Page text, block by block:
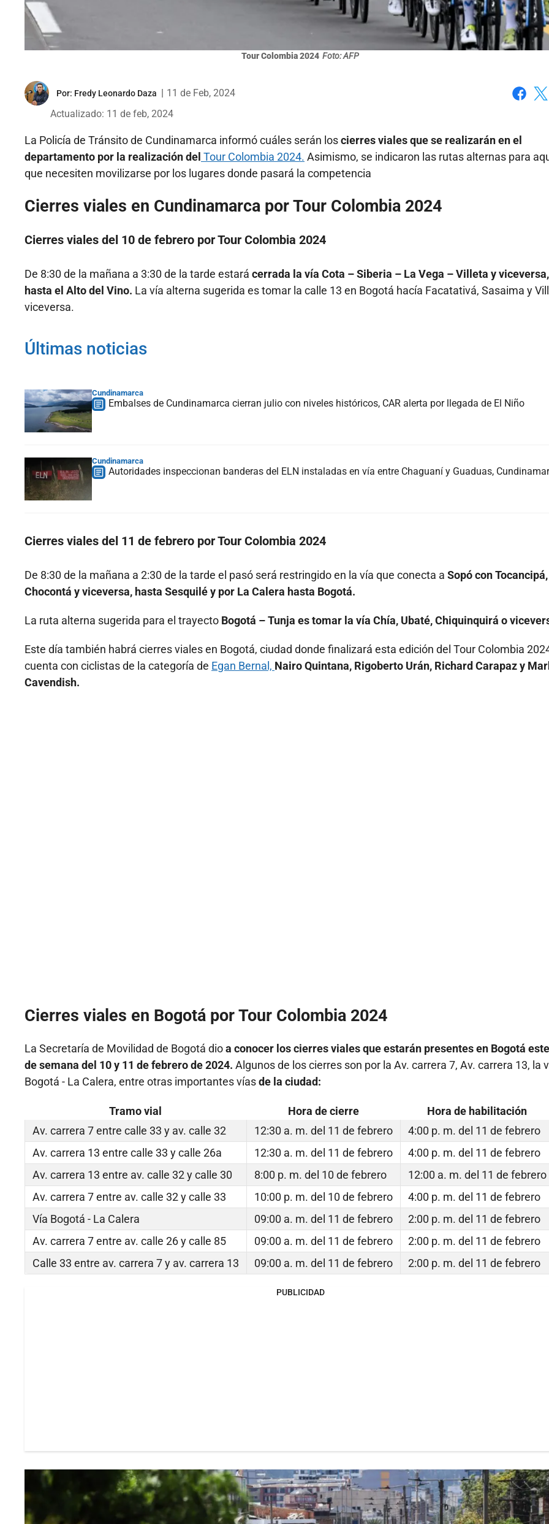
Tour Colombia 2024 Foto: AFP
Por: Fredy Leonardo Daza
11 de Feb, 2024
Actualizado: 11 de feb, 2024
La Policía de Tránsito de Cundinamarca informó cuáles serán loscierres viales que se realizarán en el
departamento por la realización del Tour Colombia 2024. Asimismo, se indicaron las rutas alternas para
que necesiten movilizarse por los lugares donde pasará la competencia
Cierres viales en Cundinamarca por Tour Colombia 2024
Cierres viales del 10 de febrero por Tour Colombia 2024
De 8:30 de la mañana a 3:30 de la tarde estará cerrada la vía Cota – Siberia – La Vega – Villeta y viceversa,
hasta el Alto del Vino. La vía alterna sugerida es tomar la calle 13 en Bogotá hacía Facatativá, Sasaima y
viceversa.
Últimas noticias
Cundinamarca
Embalses de Cundinamarca cierran julio con niveles históricos, CAR alerta por llegada de El Niño
Cundinamarca
Autoridades inspeccionan banderas del ELN instaladas en vía entre Chaguaní y Guaduas,
Cierres viales del 11 de febrero por Tour Colombia 2024
De 8:30 de la mañana a 2:30 de la tarde el pasó será restringido en la vía que conecta a Sopó con Tocancipá,
Chocontá y viceversa, hasta Sesquilé y por La Calera hasta Bogotá.
La ruta alterna sugerida para el trayecto Bogotá – Tunja es tomar la vía Chía, Ubaté, Chiquinquirá o
Este día también habrá cierres viales en Bogotá, ciudad donde finalizará esta edición del Tour Colombia
cuenta con ciclistas de la categoría de Egan Bernal, Nairo Quintana, Rigoberto Urán, Richard Carapaz y
Cavendish.
Cierres viales en Bogotá por Tour Colombia 2024
La Secretaría de Movilidad de Bogotá dioa conocer los cierres viales que estarán presentes en Bogotá
de semana del 10 y 11 de febrero de 2024. Algunos de los cierres son por la Av. carrera 7, Av. carrera 13, la
Bogotá - La Calera, entre otras importantes víasde la ciudad:
Tramo vial Hora de cierre
Hora de habilitación
Av. carrera 7 entre calle 33 y av. calle 32
12:30 a. m. del 11 de febrero
4:00 p. m. del 11 de febrero
Av. carrera 13 entre calle 33 y calle 26a
12:30 a. m. del 11 de febrero
4:00 p. m. del 11 de febrero
Av. carrera 13 entre av. calle 32 y calle 30
8:00 p. m. del 10 de febrero
12:00 a. m. del 11 de febrero
Av. carrera 7 entre av. calle 32 y calle 33
10:00 p. m. del 10 de febrero
4:00 p. m. del 11 de febrero
Vía Bogotá - La Calera
09:00 a. m. del 11 de febrero
2:00 p. m. del 11 de febrero
Av. carrera 7 entre av. calle 26 y calle 85
09:00 a. m. del 11 de febrero
2:00 p. m. del 11 de febrero
Calle 33 entre av. carrera 7 y av. carrera 13
09:00 a. m. del 11 de febrero 2:00 p. m. del 11 de febrero
PUBLICIDAD